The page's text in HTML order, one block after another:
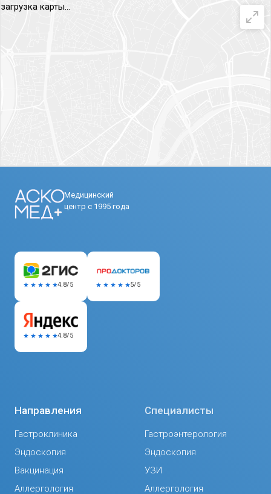
загрузка карты...
Медицинский
центр с 1995 года
Направления
Гастроклиника
Эндоскопия
Вакцинация
Аллергология
Специалисты
Гастроэнтерология
Эндоскопия
УЗИ
Аллергология
4.8/5 5/5
4.8/5